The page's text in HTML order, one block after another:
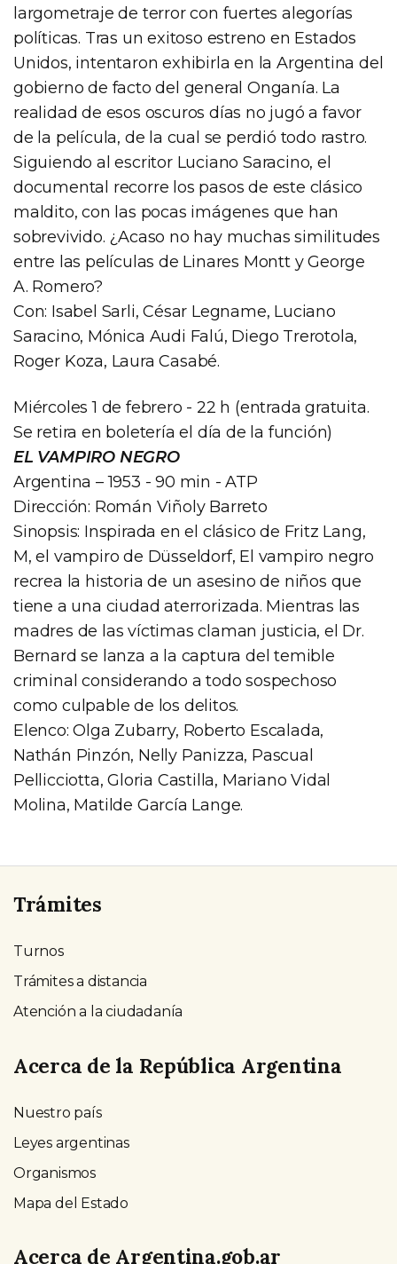
largometraje de terror con fuertes alegorías
políticas. Tras un exitoso estreno en Estados
Unidos, intentaron exhibirla en la Argentina del
gobierno de facto del general Onganía. La
realidad de esos oscuros días no jugó a favor
de la película, de la cual se perdió todo rastro.
Siguiendo al escritor Luciano Saracino, el
documental recorre los pasos de este clásico
maldito, con las pocas imágenes que han
sobrevivido. ¿Acaso no hay muchas similitudes
entre las películas de Linares Montt y George
A. Romero?
Con: Isabel Sarli, César Legname, Luciano
Saracino, Mónica Audi Falú, Diego Trerotola,
Roger Koza, Laura Casabé.
Miércoles 1 de febrero - 22 h (entrada gratuita.
Se retira en boletería el día de la función)
EL VAMPIRO NEGRO
Argentina – 1953 - 90 min - ATP
Dirección: Román Viñoly Barreto
Sinopsis: Inspirada en el clásico de Fritz Lang,
M, el vampiro de Düsseldorf, El vampiro negro
recrea la historia de un asesino de niños que
tiene a una ciudad aterrorizada. Mientras las
madres de las víctimas claman justicia, el Dr.
Bernard se lanza a la captura del temible
criminal considerando a todo sospechoso
como culpable de los delitos.
Elenco: Olga Zubarry, Roberto Escalada,
Nathán Pinzón, Nelly Panizza, Pascual
Pellicciotta, Gloria Castilla, Mariano Vidal
Molina, Matilde García Lange.
Trámites
Turnos
Trámites a distancia
Atención a la ciudadanía
Acerca de la República Argentina
Nuestro país
Leyes argentinas
Organismos
Mapa del Estado
Acerca de Argentina.gob.ar